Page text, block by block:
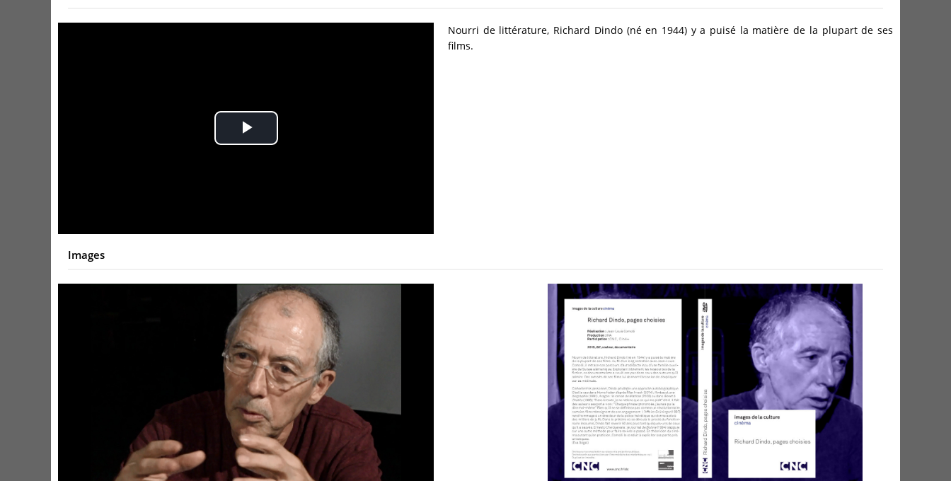
Play
Nourri de littérature, Richard Dindo (né en 1944) y a puisé la matière de la plupart de ses
films.
Images